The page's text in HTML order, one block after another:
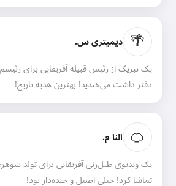
🌴 دیمیتری س.
یک تبریک از رئیس قبیله آفریقایی برای
دفتر داشت می‌خندید! بهترین هدیه تاریخ!
🍊 النا م.
تماشا کرد! خیلی اصیل و خنده‌دار بود!
من قصه‌های جادویی
برای بچه‌های شما